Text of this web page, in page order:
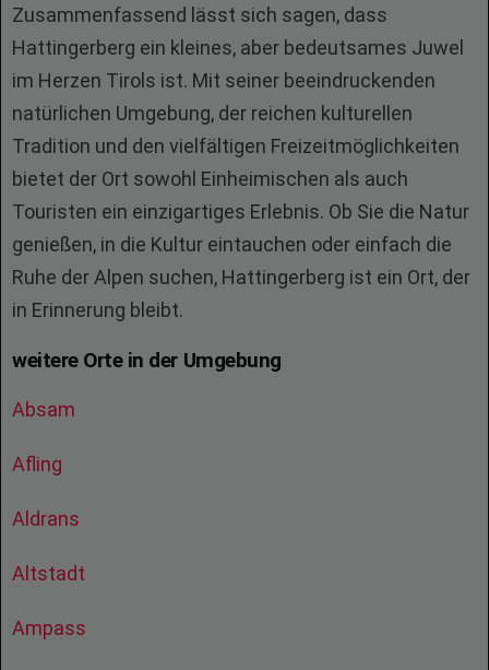
Zusammenfassend lässt sich sagen, dass
Hattingerberg ein kleines, aber bedeutsames Juwel
im Herzen Tirols ist. Mit seiner beeindruckenden
natürlichen Umgebung, der reichen kulturellen
Tradition und den vielfältigen Freizeitmöglichkeiten
bietet der Ort sowohl Einheimischen als auch
Touristen ein einzigartiges Erlebnis. Ob Sie die Natur
genießen, in die Kultur eintauchen oder einfach die
Ruhe der Alpen suchen, Hattingerberg ist ein Ort, der
in Erinnerung bleibt.
weitere Orte in der Umgebung
Absam
Afling
Aldrans
Altstadt
Ampass